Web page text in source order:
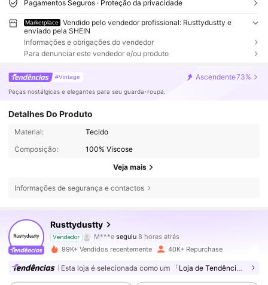
Pagamentos Seguros · Proteção da privacidade
Marketplace
Vendido pelo vendedor profissional: Rusttydustty e
enviado pela SHEIN
Informações e obrigações do vendedor
Para denunciar este vendedor e/ou produto
#Vintage Ascendente73%
Peças nostálgicas e elegantes para seu guarda-roupa.
Detalhes Do Produto
Material:
Tecido
Composição:
100% Viscose
Veja mais
Informações de segurança e contactos
Rusttydustty
Vendedor M***e seguiu 8 horas atrás
4,84
126K Seguidores
99K+ Vendidos recentemente 40K+ Repurchase
Esta loja é selecionada como um 「Loja de Tendências」